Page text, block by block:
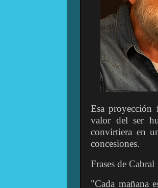
Esa proyección
valor del ser
convirtiera en
concesiones.
Frases de Cabral
"Cada mañana